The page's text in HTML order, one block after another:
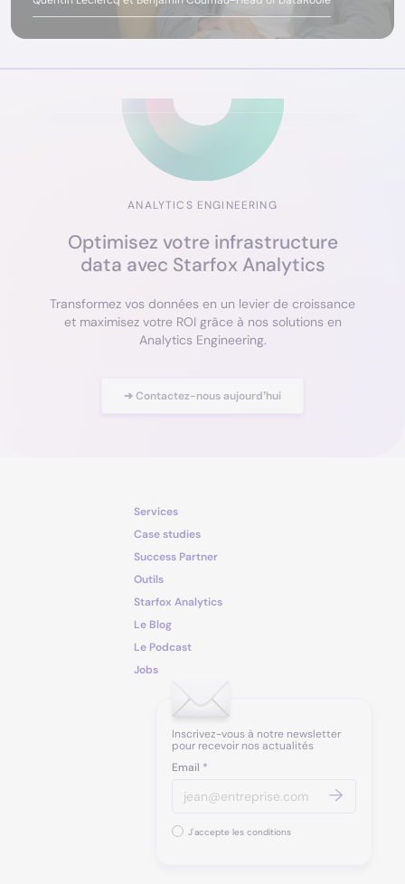
ANALYTICS ENGINEERING
Optimisez votre infrastructure
data avec Starfox Analytics
Transformez vos données en un levier de croissance
et maximisez votre ROI grâce à nos solutions en
Analytics Engineering.
➔ Contactez-nous aujourd’hui
Services
Case studies
Success Partner
Outils
Starfox Analytics
Le Blog
Le Podcast
Jobs
Inscrivez-vous à notre newsletter
pour recevoir nos actualités
Email *
J'accepte les conditions